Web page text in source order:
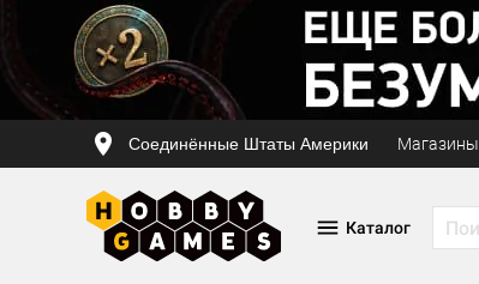
Соединённые Штаты Америки Магазины
Каталог